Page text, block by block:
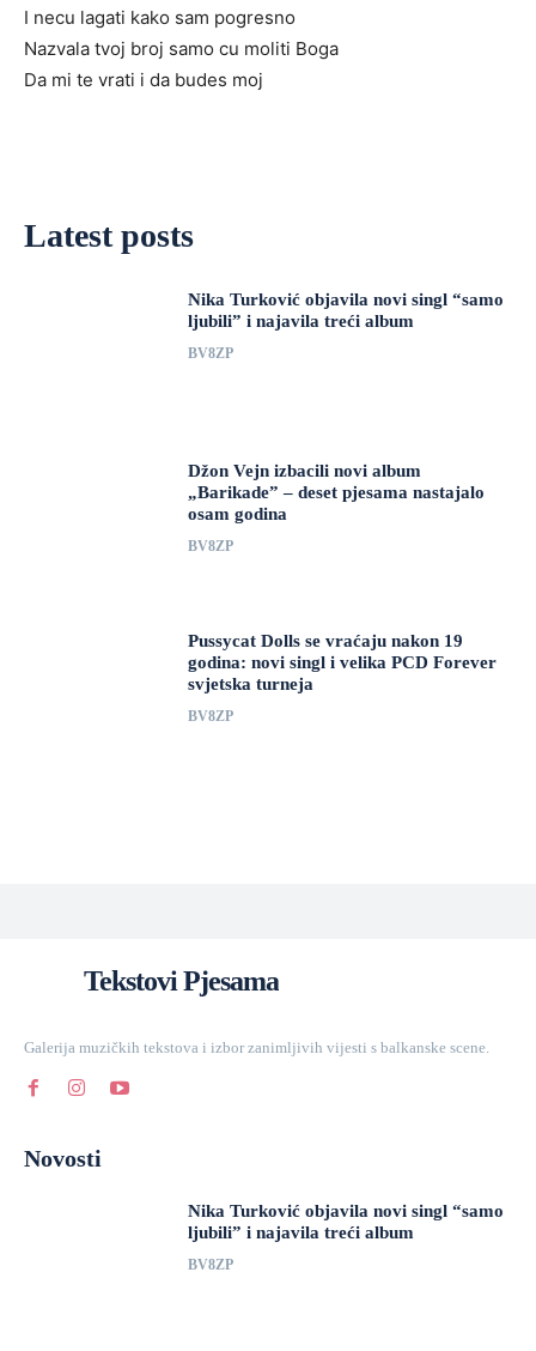
I necu lagati kako sam pogresno
Nazvala tvoj broj samo cu moliti Boga
Da mi te vrati i da budes moj
Latest posts
Nika Turković objavila novi singl “samo
ljubili” i najavila treći album
BV8ZP
Džon Vejn izbacili novi album
„Barikade” – deset pjesama nastajalo
osam godina
BV8ZP
Pussycat Dolls se vraćaju nakon 19
godina: novi singl i velika PCD Forever
svjetska turneja
BV8ZP
Tekstovi Pjesama
Galerija muzičkih tekstova i izbor zanimljivih vijesti s balkanske scene.
Novosti
Nika Turković objavila novi singl “samo
ljubili” i najavila treći album
BV8ZP